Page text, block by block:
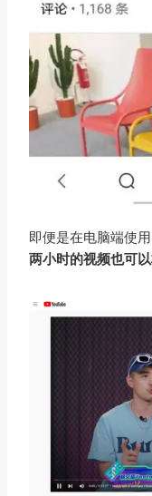
即便是在电脑端使
两小时的视频也可